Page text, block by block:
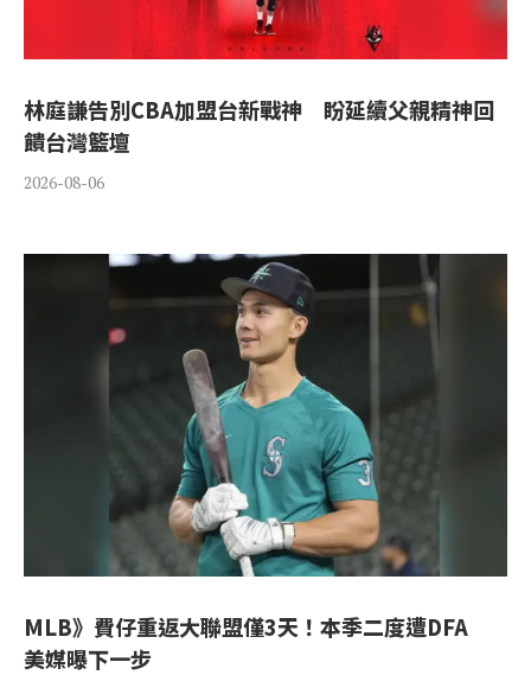
林庭謙告別CBA加盟台新戰神 盼延續父親精神回
饋台灣籃壇
2026-08-06
MLB》費仔重返大聯盟僅3天！本季二度遭DFA
美媒曝下一步